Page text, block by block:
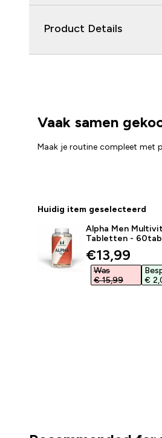
Product Details
Vaak samen
Maak je routine compleet met
Huidig item geselecteerd
Alpha Men
Tabletten -
discounted
€13,99‎
Was
€ 15,99‎
€